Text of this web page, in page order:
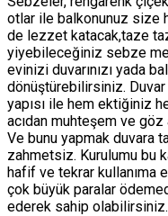
otlar ile balkonunuz size
de lezzet katacak,taze
yiyebileceğiniz sebze
evinizi duvarınızı yada
dönüştürebilirsiniz. Duvar
yapısı ile hem ektiğiniz
acıdan muhteşem ve
Ve bunu yapmak duvara
zahmetsiz. Kurulumu bu
hafif ve tekrar kullanıma
çok büyük paralar
ederek sahip olabilirsiniz.